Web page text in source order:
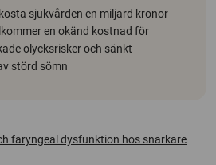
sjukvården en miljard kronor
en okänd kostnad för
olycksrisker och sänkt
störd sömn
faryngeal dysfunktion hos snarkare